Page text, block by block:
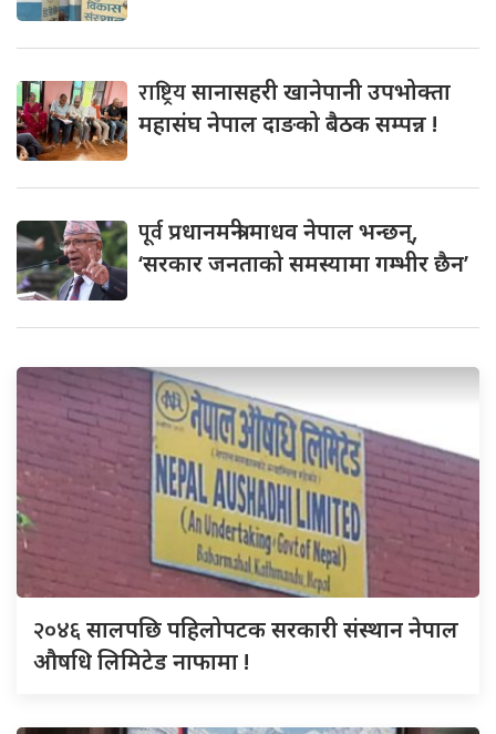
राष्ट्रियसानासहरी खानेपानी उपभोक्ता
महासंघ नेपाल दाङको बैठक सम्पन्न !
पूर्वप्रधानमन्त्री माधव नेपाल भन्छन्,
‘सरकार जनताको समस्यामा गम्भीर छैन’
२०४६सालपछि पहिलोपटक सरकारी संस्थान नेपाल
औषधि लिमिटेड नाफामा !